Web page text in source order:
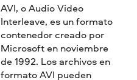
AVI, o Audio Video
Interleave, es un formato
contenedor creado por
Microsoft en noviembre
de 1992. Los archivos en
formato AVI pueden